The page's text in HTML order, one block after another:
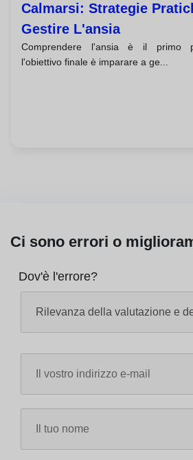
Calmarsi: Strategie
Gestire L'ansia
Comprendere l'ansia è il primo
l'obiettivo finale è imparare a ge...
Ci sono errori o
Dov'è l'errore?